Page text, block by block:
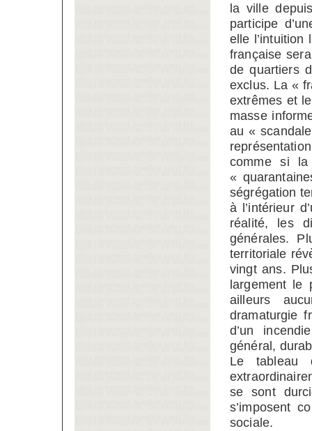
la ville
participe
elle
française
de quartiers
exclus. La «
extrêmes et
masse
au «
comme si la
«
ségrégation
à l’intérieur
réalité, les
générales.
territoriale
vingt ans.
largement le
ailleurs
dramaturgie
d’un
général,
Le tableau
se sont
s’imposent
sociale.